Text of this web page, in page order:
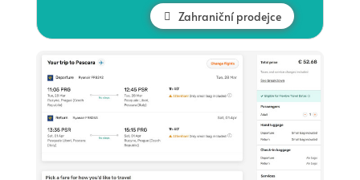
Zahraniční prodejce